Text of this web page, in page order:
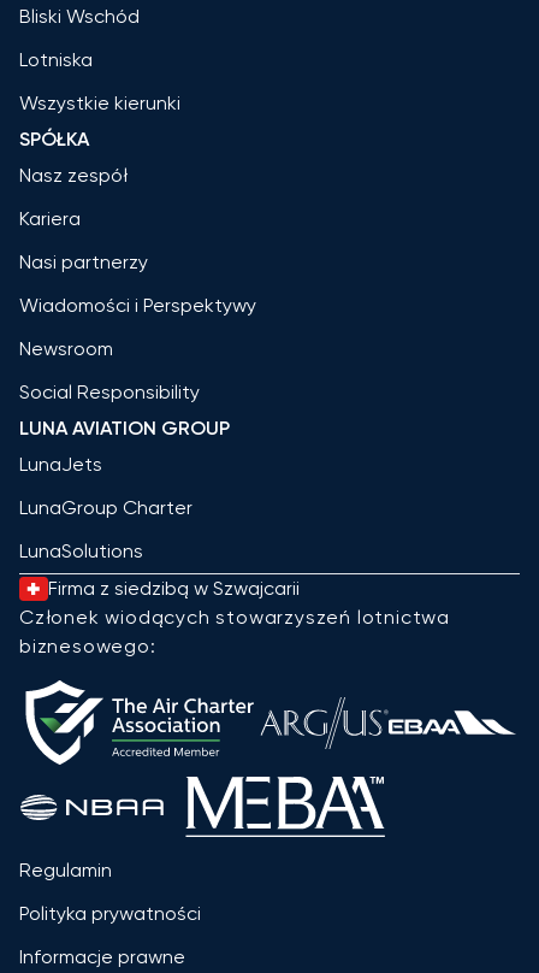
Bliski Wschód
Lotniska
Wszystkie kierunki
SPÓŁKA
Nasz zespół
Kariera
Nasi partnerzy
Wiadomości i Perspektywy
Newsroom
Social Responsibility
LUNA AVIATION GROUP
LunaJets
LunaGroup Charter
LunaSolutions
Firma z siedzibą w Szwajcarii
Członek wiodących stowarzyszeń lotnictwa
biznesowego:
Regulamin
Polityka prywatności
Informacje prawne